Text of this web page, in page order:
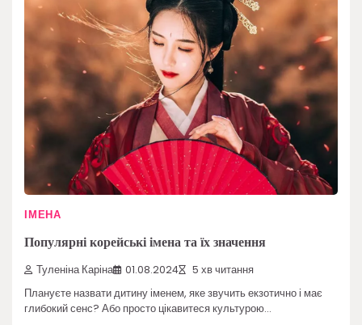
ІМЕНА
Популярні корейські імена та їх значення
Туленіна Каріна 01.08.2024 5 хв читання
Плануєте назвати дитину іменем, яке звучить екзотично і має
глибокий сенс? Або просто цікавитеся культурою…